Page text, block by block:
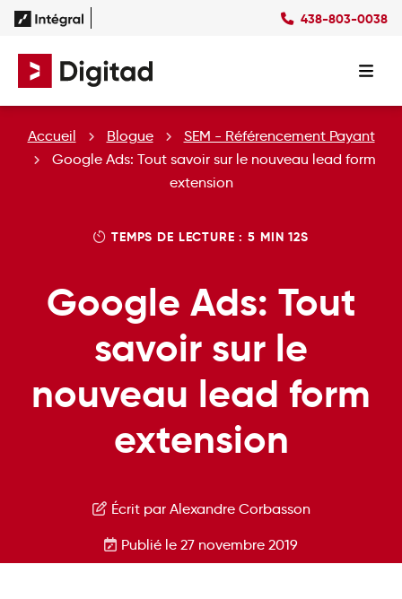
438-803-0038
SEM
Social Ads
Forfaits SEM
Forfaits Display
Forfaits Social Ads
SuccèsCultureRessourcesEN
Accueil Blogue
SEM - Référencement Payant
Google Ads: Tout savoir sur le nouveau lead form
extension
TEMPS DE LECTURE : 5 MIN 12S
Google Ads: Tout
savoir sur le
nouveau lead form
extension
Écrit par Alexandre Corbasson
Publié le 27 novembre 2019